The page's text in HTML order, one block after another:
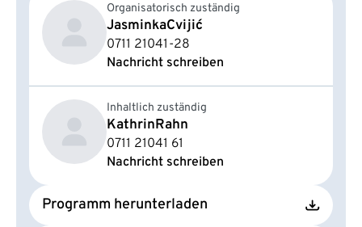
Organisatorisch zuständig
JasminkaCvijić
0711 21041-28
Nachricht schreiben
Inhaltlich zuständig
KathrinRahn
0711 21041 61
Nachricht schreiben
Programm herunterladen